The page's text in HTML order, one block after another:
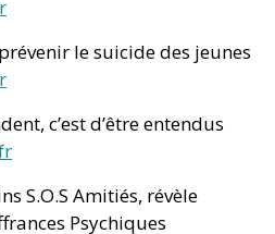
le suicide des jeunes
c’est d’être entendus
S.O.S Amitiés, révèle
Psychiques